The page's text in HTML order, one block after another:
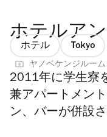
ホテルア
ホテル Tokyo
ヤノベケンジルーム
2011年に学生寮
兼アパートメン
ン、バーが併設さ